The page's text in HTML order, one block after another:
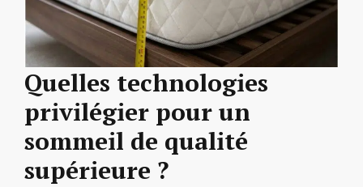
Quelles technologies
privilégier pour un
sommeil de qualité
supérieure ?